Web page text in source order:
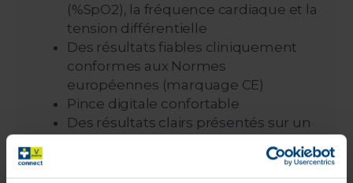
(%SpO2), la fréquence cardiaque et la
tension différentielle
Des résultats fiables cliniquement
conformes aux Normes
européennes (marquage CE)
Pince digitale confortable
Des résultats clairs présentés sur un
Dragonne pratique pour l’utiliser où
que vous soyez